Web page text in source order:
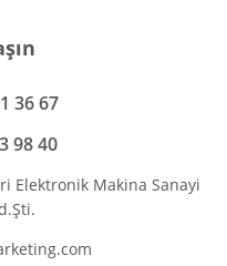
36 67
98 40
Elektronik Makina Sanayi